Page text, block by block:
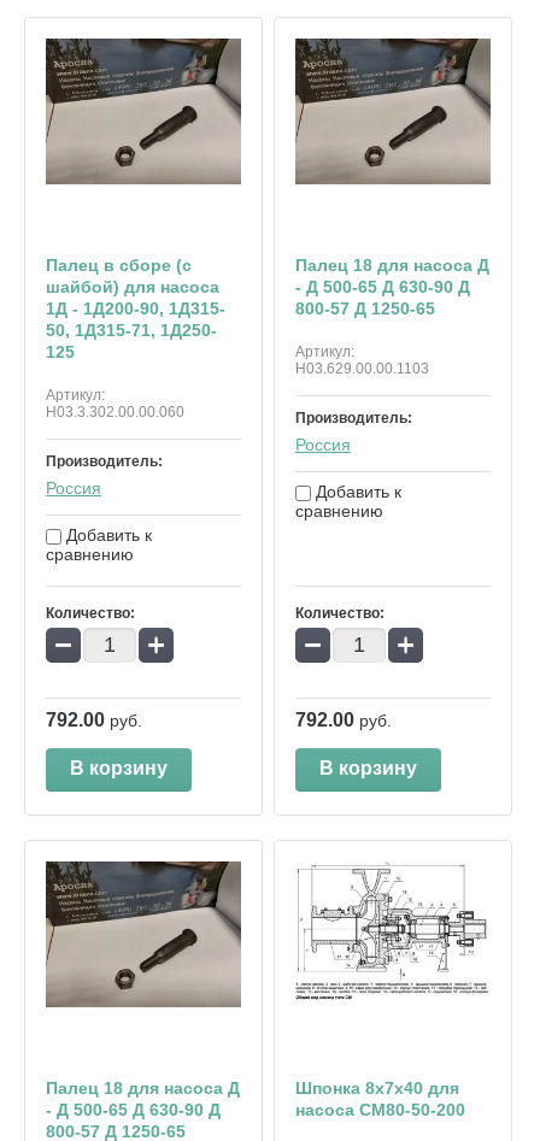
Палец в сборе (с
шайбой) для насоса
1Д - 1Д200-90, 1Д315-
50, 1Д315-71, 1Д250-
125
Артикул:
Н03.3.302.00.00.060
Производитель:
Россия
Добавить к
сравнению
Количество:
− +
792.00 руб.
В корзину
Палец 18 для насоса Д
- Д 500-65 Д 630-90 Д
800-57 Д 1250-65
Артикул:
Н03.629.00.00.1103
Производитель:
Россия
Добавить к
сравнению
Количество:
− +
792.00 руб.
В корзину
Палец 18 для насоса Д
- Д 500-65 Д 630-90 Д
800-57 Д 1250-65
Шпонка 8х7х40 для
насоса СМ80-50-200